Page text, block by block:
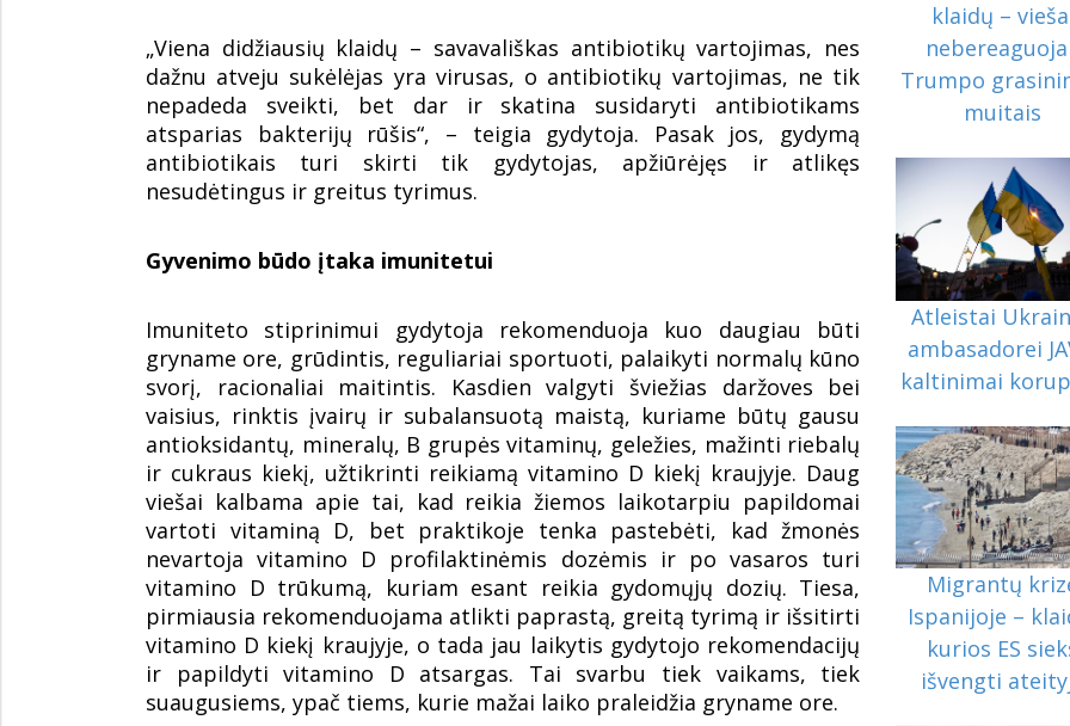
„Viena didžiausių klaidų – savavališkas antibiotikų vartojimas, nes
dažnu atveju sukėlėjas yra virusas, o antibiotikų vartojimas, ne tik
nepadeda sveikti, bet dar ir skatina susidaryti antibiotikams
atsparias bakterijų rūšis“, – teigia gydytoja. Pasak jos, gydymą
antibiotikais turi skirti tik gydytojas, apžiūrėjęs ir atlikęs
nesudėtingus ir greitus tyrimus.
Gyvenimo būdo įtaka imunitetui
Imuniteto stiprinimui gydytoja rekomenduoja kuo daugiau būti
gryname ore, grūdintis, reguliariai sportuoti, palaikyti normalų kūno
svorį, racionaliai maitintis. Kasdien valgyti šviežias daržoves bei
vaisius, rinktis įvairų ir subalansuotą maistą, kuriame būtų gausu
antioksidantų, mineralų, B grupės vitaminų, geležies, mažinti riebalų
ir cukraus kiekį, užtikrinti reikiamą vitamino D kiekį kraujyje. Daug
viešai kalbama apie tai, kad reikia žiemos laikotarpiu papildomai
vartoti vitaminą D, bet praktikoje tenka pastebėti, kad žmonės
nevartoja vitamino D profilaktinėmis dozėmis ir po vasaros turi
vitamino D trūkumą, kuriam esant reikia gydomųjų dozių. Tiesa,
pirmiausia rekomenduojama atlikti paprastą, greitą tyrimą ir išsitirti
vitamino D kiekį kraujyje, o tada jau laikytis gydytojo rekomendacijų
ir papildyti vitamino D atsargas. Tai svarbu tiek vaikams, tiek
suaugusiems, ypač tiems, kurie mažai laiko praleidžia gryname ore.
klaidų –
Trumpo
muitais
Atleistai
ambasadorei
kaltinimai
Migrantų
Ispanijoje –
kurios ES
išvengti